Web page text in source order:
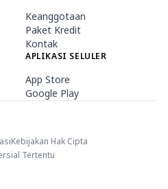
Keanggotaan
Paket Kredit
Kontak
APLIKASI SELULER
App Store
Google Play
Kebijakan Hak Cipta
Tertentu